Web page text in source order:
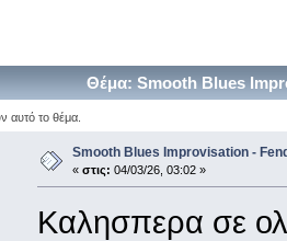
Θέμα: Smooth Blues
αυτό το θέμα.
Smooth Blues Improvisation -
« στις: 04/03/26, 03:02 »
Καλησπερα σε